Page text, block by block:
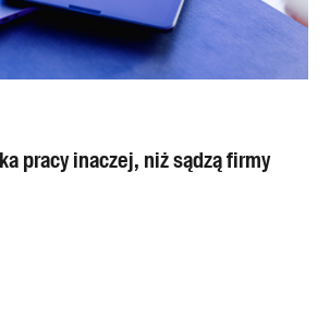
pracy inaczej, niż sądzą firmy